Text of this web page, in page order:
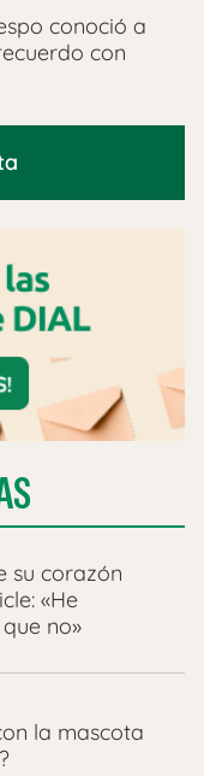
conoció a
con
su corazón
«He
no»
la mascota